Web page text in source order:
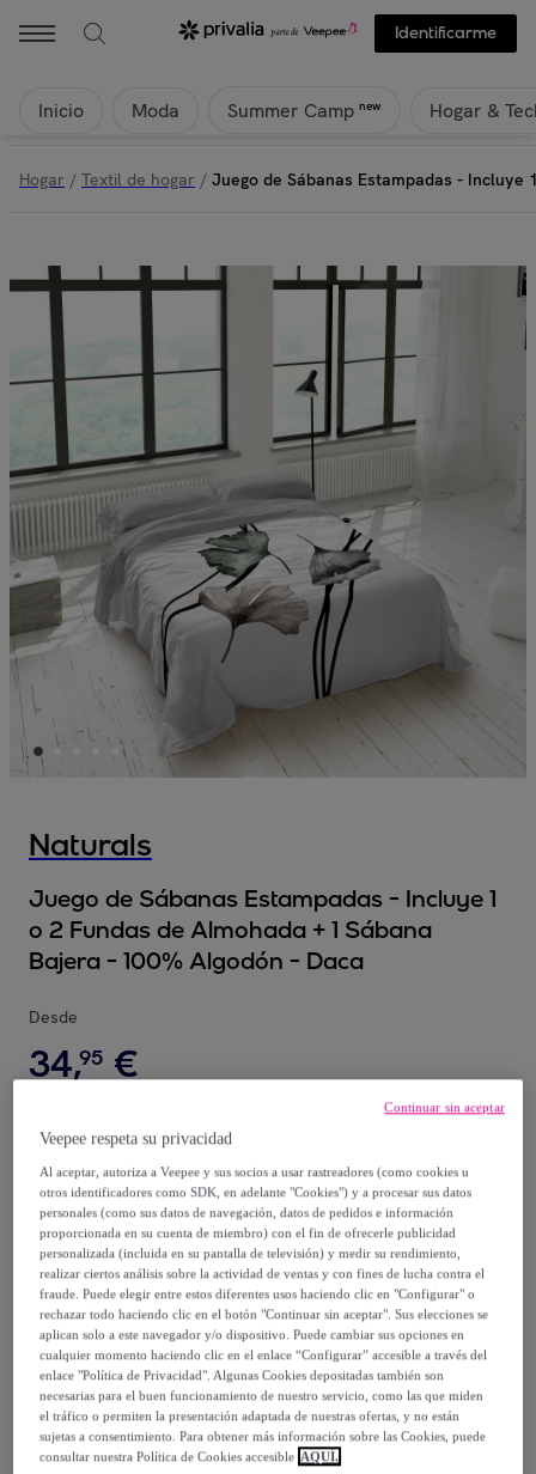
Identificarme
Inicio Moda Summer Camp new Hogar &
Hogar / Textil de hogar / Juego de Sábanas Estampadas - Incluye
Naturals
Juego de Sábanas Estampadas - Incluye 1
o 2 Fundas de Almohada + 1 Sábana
Bajera - 100% Algodón - Daca
Desde
34,95 €
-55%
Vendido porCreaciones Euromoda
Entrega
Entrega desde2,95 €
Gratis desde 39,94 € de compra
Veepee respeta su privacidad
Al aceptar, autoriza a Veepee y sus socios a usar rastreadores (como cookies u
otros identificadores como SDK, en adelante "Cookies") y a procesar sus datos
personales (como sus datos de navegación, datos de pedidos e información
proporcionada en su cuenta de miembro) con el fin de ofrecerle publicidad
personalizada (incluida en su pantalla de televisión) y medir su rendimiento,
realizar ciertos análisis sobre la actividad de ventas y con fines de lucha contra el
fraude. Puede elegir entre estos diferentes usos haciendo clic en "Configurar" o
rechazar todo haciendo clic en el botón "Continuar sin aceptar". Sus elecciones se
aplican solo a este navegador y/o dispositivo. Puede cambiar sus opciones en
cualquier momento haciendo clic en el enlace “Configurar” accesible a través del
enlace "Política de Privacidad". Algunas Cookies depositadas también son
necesarias para el buen funcionamiento de nuestro servicio, como las que miden
el tráfico o permiten la presentación adaptada de nuestras ofertas, y no están
sujetas a consentimiento. Para obtener más información sobre las Cookies, puede
consultar nuestra Política de Cookies accesible AQUÍ.
Continuar sin aceptar